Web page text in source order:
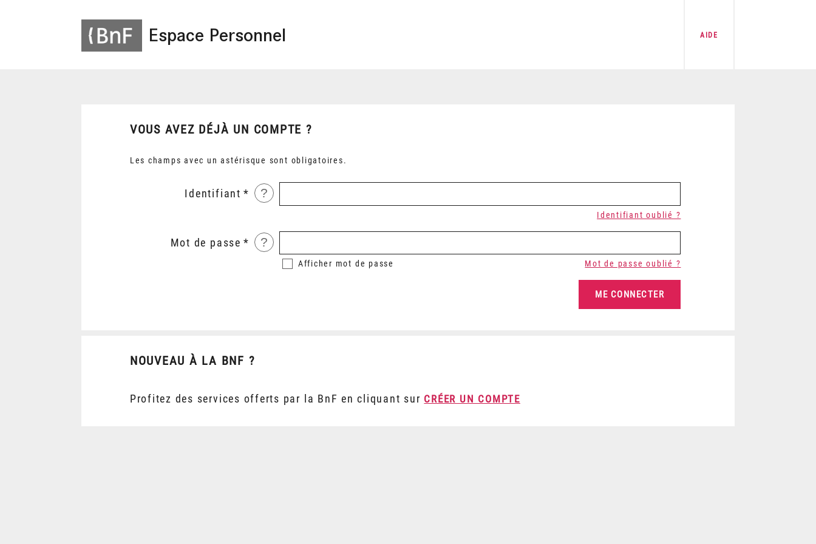
Espace Personnel AIDE
VOUS AVEZ DÉJÀ UN COMPTE ?
Les champs avec un astérisque sont obligatoires.
Identifiant ?
Identifiant oublié ?
Mot de passe ?
Afficher mot de passe Mot de passe oublié ?
NOUVEAU À LA BNF ?
Profitez des services offerts par la BnF en cliquant sur CRÉER UN COMPTE